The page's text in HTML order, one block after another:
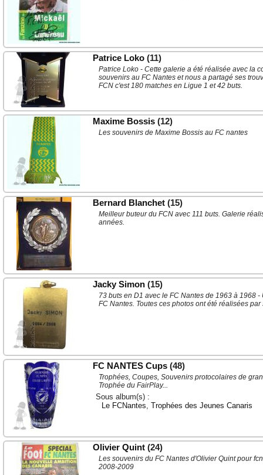
Patrice Loko (11)
Patrice Loko - Cette galerie a été réalisée avec la
souvenirs au FC Nantes et nous a partagé ses
FCN c'est 180 matches en Ligue 1 et 42 buts.
Maxime Bossis (12)
Les souvenirs de Maxime Bossis au FC nantes
Bernard Blanchet (15)
Meilleur buteur du FCN avec 111 buts. Galerie
années.
Jacky Simon (15)
73 buts en D1 avec le FC Nantes de 1963 à 1968
FC Nantes. Toutes ces photos ont été réalisées
FC NANTES Cups (48)
Trophées, Coupes, Souvenirs protocolaires de
Trophée du FairPlay...
Sous album(s) :
Le FCNantes, Trophées des Jeunes Canaris
Olivier Quint (24)
Les souvenirs du FC Nantes d'Olivier Quint pour
2008-2009